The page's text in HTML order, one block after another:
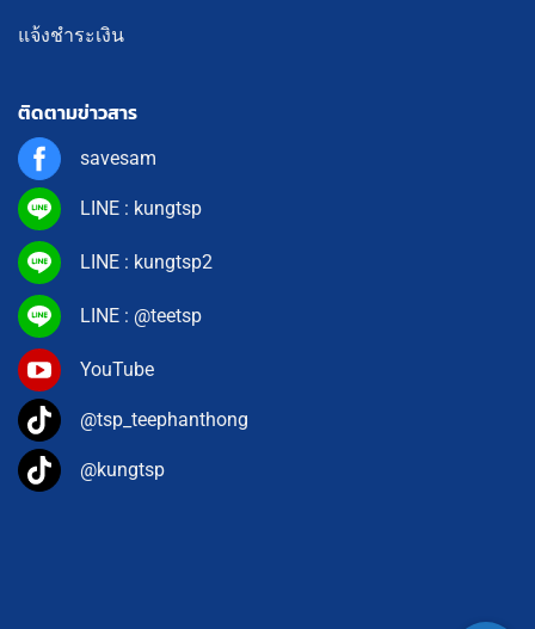
แจ้งชำระเงิน
ติดตามข่าวสาร
savesam
LINE : kungtsp
LINE : kungtsp2
LINE : @teetsp
YouTube
@tsp_teephanthong
@kungtsp